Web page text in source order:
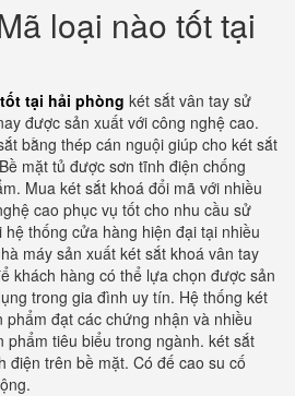
loại nào tốt tại
tại hải phòng két sắt vân tay sử
được sản xuất với công nghệ cao.
bằng thép cán nguội giúp cho két sắt
mặt tủ được sơn tĩnh điện chống
Mua két sắt khoá đổi mã với nhiều
cao phục vụ tốt cho nhu cầu sử
thống cửa hàng hiện đại tại nhiều
máy sản xuất két sắt khoá vân tay
khách hàng có thể lựa chọn được sản
trong gia đình uy tín. Hệ thống két
đạt các chứng nhận và nhiều
phẩm tiêu biểu trong ngành. két sắt
điện trên bề mặt. Có đế cao su cố